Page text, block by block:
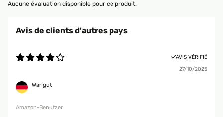
Aucune évaluation disponible pour ce produit.
Avis de clients d'autres pays
AVIS VÉRIFIÉ
27/10/2025
Wär gut
Amazon-Benutzer